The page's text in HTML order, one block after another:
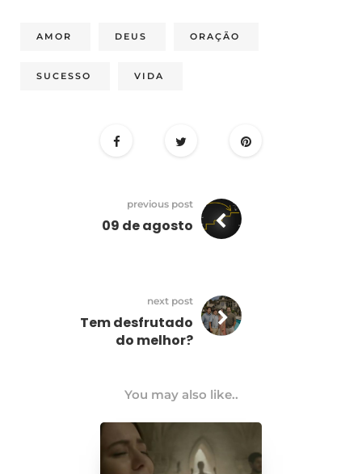
AMOR DEUS ORAÇÃO
SUCESSO VIDA
previous post
09 de agosto
next post
Tem desfrutado
do melhor?
You may also like..